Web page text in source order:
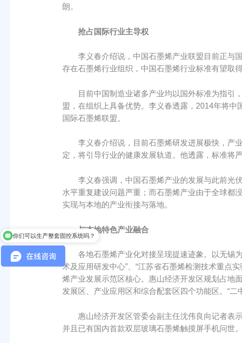
朗。
抢占国际行业主导权
李义春介绍说，中国石墨烯产业联盟目前正与国
存在石墨烯行业组织，中国石墨烯行业标准有望取
目前中国制造业诸多产业均以国外标准为指引，
盟，在组织上具备优势。李义春透露，2014年将
国际石墨烯联盟。
李义春介绍说，目前石墨烯研发进展极快，产业
定，将引导行业的健康发展轨道。他透露，标准将
李义春强调，中国石墨烯产业的发展与此前光伏
水平重复建设问题严重；而石墨烯产业由于全球都
实现与本地的产业衔接与落地。
与本地特色产业融合
各地石墨烯产业化对接呈现提速迹象。以无锡为
术及应用研发中心”、“江苏省石墨烯检测技术重点
烯产业发展示范区核心。惠山经济开发区规划占地
发展区、产业应用区和综合配套区四个功能区。“二
惠山经济开发区管委会副主任沈伟良向记者表示
并且已有国内首款双层玻璃石墨烯触摸屏手机问世。
你们可以生产整套固控系统吗？